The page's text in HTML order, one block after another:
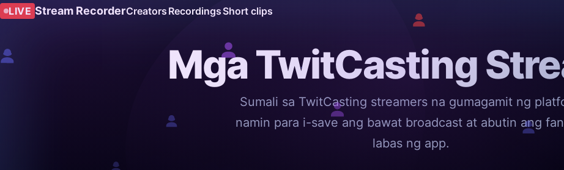
LIVE Stream RecorderCreators Recordings Short clips
Mga TwitCasting
Sumali sa TwitCasting streamers na gumagamit ng
namin para i-save ang bawat broadcast at abutin ang
labas ng app.